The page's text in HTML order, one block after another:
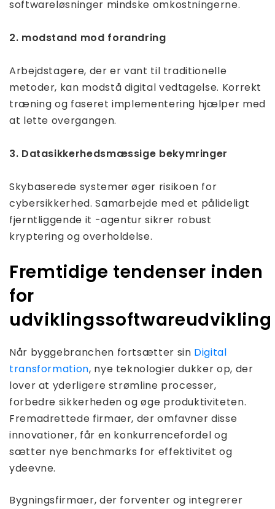
softwareløsninger mindske omkostningerne.
2. modstand mod forandring
Arbejdstagere, der er vant til traditionelle
metoder, kan modstå digital vedtagelse. Korrekt
træning og faseret implementering hjælper med
at lette overgangen.
3. Datasikkerhedsmæssige bekymringer
Skybaserede systemer øger risikoen for
cybersikkerhed. Samarbejde med et pålideligt
fjerntliggende it -agentur sikrer robust
kryptering og overholdelse.
Fremtidige tendenser inden
for
udviklingssoftwareudvikling
Når byggebranchen fortsætter sin Digital
transformation, nye teknologier dukker op, der
lover at yderligere strømline processer,
forbedre sikkerheden og øge produktiviteten.
Fremadrettede firmaer, der omfavner disse
innovationer, får en konkurrencefordel og
sætter nye benchmarks for effektivitet og
ydeevne.
Bygningsfirmaer, der forventer og integrerer